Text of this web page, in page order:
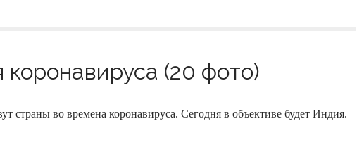
(20 фото)
страны во времена коронавируса. Сегодня в объективе будет Индия.